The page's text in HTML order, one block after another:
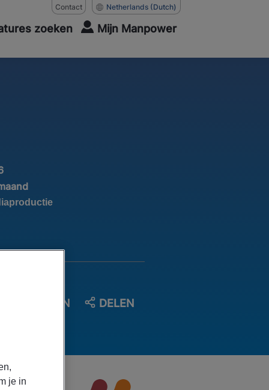
Contact Netherlands (Dutch)
zoeken Mijn Manpower
OPSLAAN DELEN
je in